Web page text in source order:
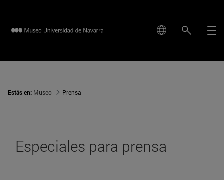
Estás en: Museo Prensa
Especiales para prensa